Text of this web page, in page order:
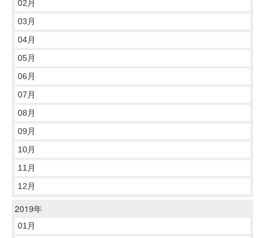
02月
03月
04月
05月
06月
07月
08月
09月
10月
11月
12月
2019年
01月